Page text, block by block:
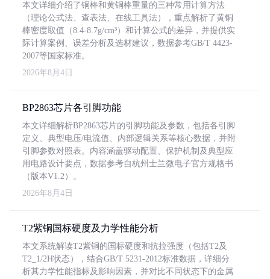
本文详细介绍了铜棒和黄铜棒重量的三种常用计算方法
（理论公式法、查表法、在线工具法），重点解析了黄铜
棒密度取值（8.4-8.7g/cm³）和计算公式的差异，并提供实
际计算案例、误差分析及选材建议，数据参考GB/T 4423-
2007等国家标准。
2026年8月4日
BP2863芯片各引脚功能
本文详细解析BP2863芯片的引脚功能及参数，包括各引脚
定义、典型电压/电流值、内部逻辑关系等核心数据，并附
引脚参数对照表。内容涵盖驱动配置、保护机制及典型应
用电路设计要点，数据参考自杭州士兰微电子官方规格书
（版本V1.2）。
2026年8月4日
T2紫铜国标硬度及力学性能分析
本文系统解读T2紫铜的国标硬度和抗拉强度（包括T2及
T2_1/2H状态），结合GB/T 5231-2012标准数据，详细分
析其力学性能指标及影响因素，并对比不同状态下的金属